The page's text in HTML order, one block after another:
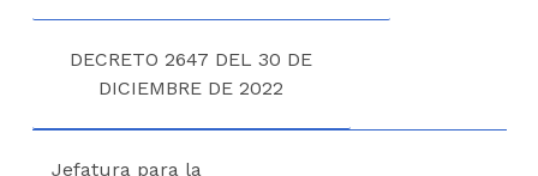
DECRETO 2647 DEL 30 DE
DICIEMBRE DE 2022
Jefatura para la